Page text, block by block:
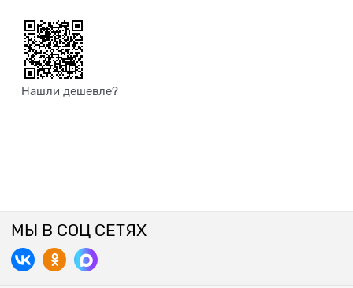
Нашли дешевле?
МЫ В СОЦ СЕТЯХ